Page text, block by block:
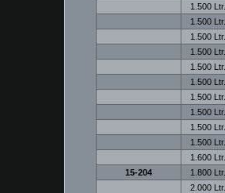
1.500 Ltr.
1.500 Ltr.
1.500 Ltr.
1.500 Ltr.
1.500 Ltr.
1.500 Ltr.
1.500 Ltr.
1.500 Ltr.
1.500 Ltr.
1.500 Ltr.
1.600 Ltr.
15-204
1.800 Ltr.
2.000 Ltr.